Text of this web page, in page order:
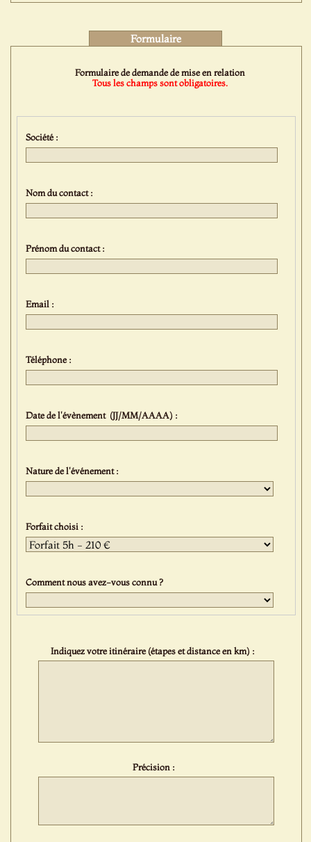
Formulaire
Formulaire de demande de mise en relation
Tous les champs sont obligatoires.
Société :
Nom du contact :
Prénom du contact :
Email :
Téléphone :
Date de l'évènement (JJ/MM/AAAA) :
Nature de l'événement :
Forfait choisi :
Comment nous avez-vous connu ?
Indiquez votre itinéraire (étapes et distance en km) :
Précision :